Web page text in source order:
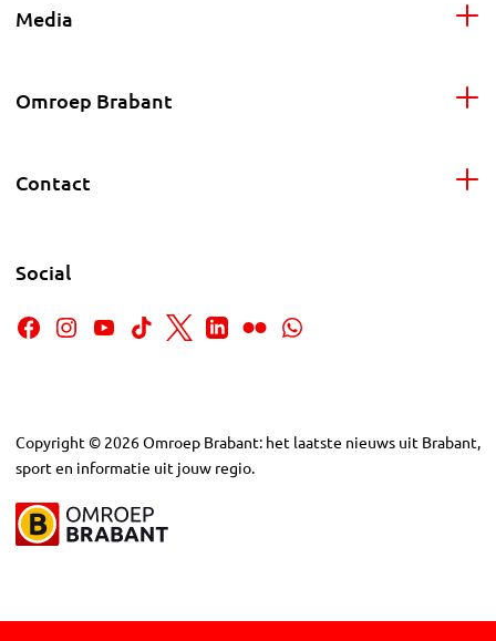
Media
Omroep Brabant
Contact
Social
Copyright © 2026Omroep Brabant: het laatste nieuws uit Brabant,
sport en informatie uit jouw regio.